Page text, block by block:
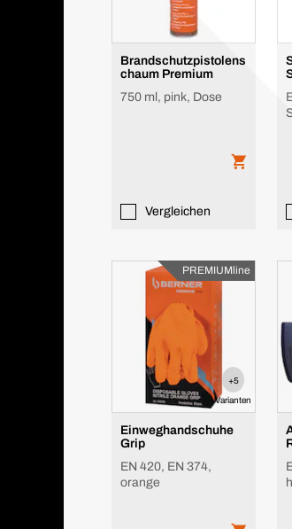
Brandschutzpistolens
chaum Premium
750 ml, pink, Dose
Vergleichen
PREMIUMline
+5
Varianten
Einweghandschuhe
Grip
EN 420, EN 374,
orange